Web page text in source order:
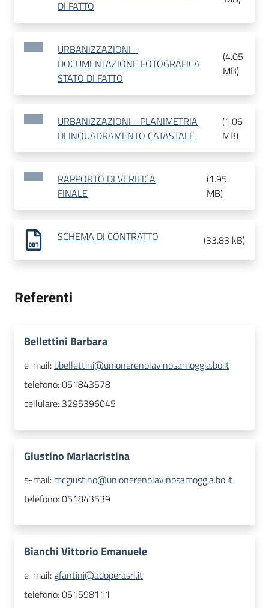
DI FATTO
URBANIZZAZIONI -
DOCUMENTAZIONE FOTOGRAFICA
STATO DI FATTO
(4.05
MB)
URBANIZZAZIONI - PLANIMETRIA
DI INQUADRAMENTO CATASTALE
(1.06
MB)
RAPPORTO DI VERIFICA
FINALE
(1.95
MB)
SCHEMA DI CONTRATTO (33.83 kB)
Referenti
Bellettini Barbara
e-mail: bbellettini@unionerenolavinosamoggia.bo.it
telefono:051843578
cellulare: 3295396045
Giustino Mariacristina
e-mail: mcgiustino@unionerenolavinosamoggia.bo.it
telefono:051843539
Bianchi Vittorio Emanuele
e-mail: gfantini@adoperasrl.it
telefono:051598111